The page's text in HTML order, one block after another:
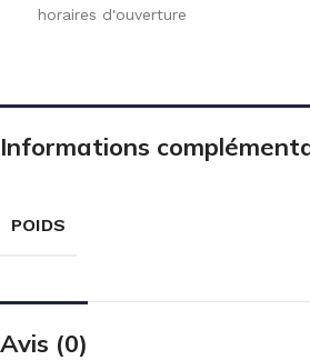
horaires d'ouverture
Informations
POIDS
Avis (0)